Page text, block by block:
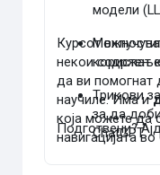
модели
Трикови
за да
ChatGPT
Курсот
некои содржат
да ви помогнат
научиле. Има и
која можете да
навигацијата
Подготвени?